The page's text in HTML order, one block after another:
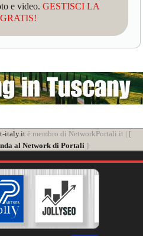
e video.GESTISCI LA
italy.itè membro di NetworkPortali.it | [
al Network di Portali ]